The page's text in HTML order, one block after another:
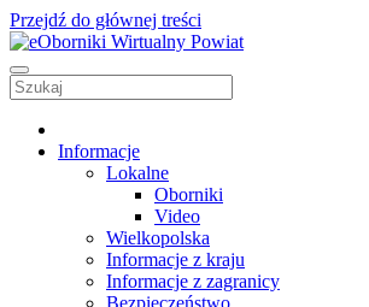
Przejdź do głównej treści
Informacje
Lokalne
Oborniki
Video
Wielkopolska
Informacje z kraju
Informacje z zagranicy
Bezpieczeństwo